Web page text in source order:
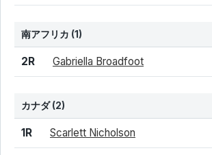
南アフリカ (1)
結果 シード 選手名
2R Gabriella Broadfoot
カナダ(2)
結果 シード 選手名
1R Scarlett Nicholson